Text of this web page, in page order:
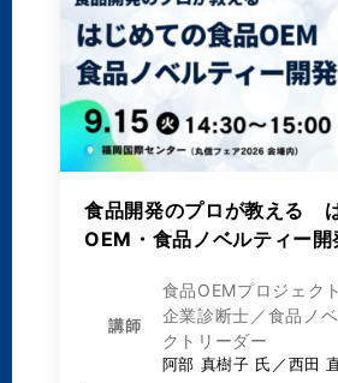
食品開発のプロが教える
OEM・食品ノベルティー開
講師
食品OEMプロジェク
企業診断士／食品ノ
クトリーダー
阿部 真樹子 氏／西田